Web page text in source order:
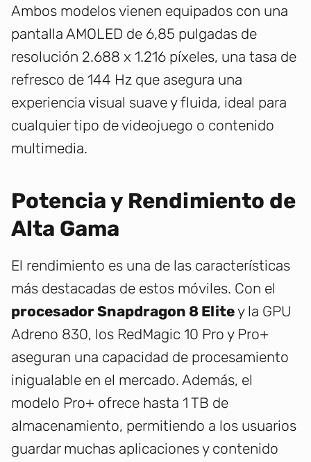
Ambos modelos vienen equipados con una
pantalla AMOLED de 6,85 pulgadas de
resolución 2.688 x 1.216 píxeles, una tasa de
refresco de 144 Hz que asegura una
experiencia visual suave y fluida, ideal para
cualquier tipo de videojuego o contenido
multimedia.
Potencia y Rendimiento de
Alta Gama
El rendimiento es una de las características
más destacadas de estos móviles. Con el
procesador Snapdragon 8 Elitey la GPU
Adreno 830, los RedMagic 10 Pro y Pro+
aseguran una capacidad de procesamiento
inigualable en el mercado. Además, el
modelo Pro+ ofrece hasta 1 TB de
almacenamiento, permitiendo a los usuarios
guardar muchas aplicaciones y contenido